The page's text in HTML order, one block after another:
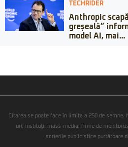
TECHRIDER
Anthropic
greșeală”
model AI, mai...
Citarea se poate face în limita a 250 de
uri, instituţii mass-media, firme de
scrierile publicistice purtătoare